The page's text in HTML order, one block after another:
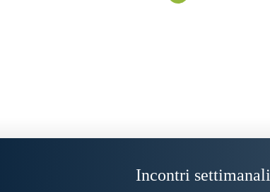
Incontri settimanali